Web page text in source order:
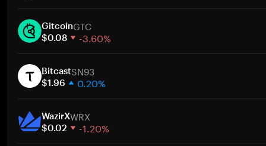
30日間
時価総額
GitcoinGTC
$0.08 -3.60%
30日間
時価総額
BitcastSN93
$1.96 0.20%
30日間
時価総額
WazirXWRX
$0.02 -1.20%